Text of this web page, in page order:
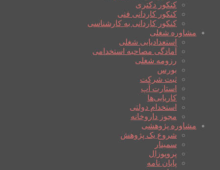
کنکور دکتری
کنکور کاردانی فنی
کنکور کاردانی به کارشناسی
مشاوره شغلی
استعدادیابی شغلی
آمادگی مصاحبه استخدامی
رزومه شغلی
بورس
ثبت شرکت
استارت آپ
کاریابی‌ها
استخدام دولتی
مجوز داروخانه
مشاوره پژوهشی
شروع یک پژوهش
سمینار
پروپوزال
پایان نامه